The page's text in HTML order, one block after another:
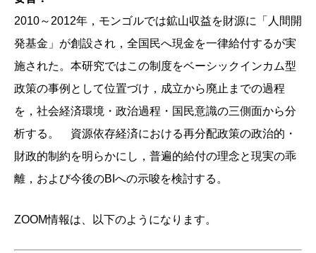
2010～2012年，モンゴルでは鉱山収益を財源に「人間開
発基金」が創設され，全国民へ現金を一律給付するが実
施された。本研究ではこの制度をベーシックインカム型
政策の事例として位置づけ，成立から廃止までの過程
を，社会経済環境・政治過程・国民意識の三側面から分
析する。 資源依存経済における再分配政策の政治的・
財政的制約を明らかにし，普遍的給付の理念と現実の乖
離，および今後のBIへの示唆を検討する。
ZOOM情報は、以下のようになります。